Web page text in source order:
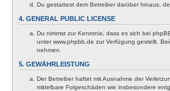
Du gestattest dem Betreiber darüber hinaus,
4. GENERAL PUBLIC LICENSE
Du nimmst zur Kenntnis, dass es sich bei
unter www.phpbb.de zur Verfügung gestellt.
nehmen.
5. GEWÄHRLEISTUNG
Der Betreiber haftet mit Ausnahme der
mittelbare Folgeschäden wie insbesondere